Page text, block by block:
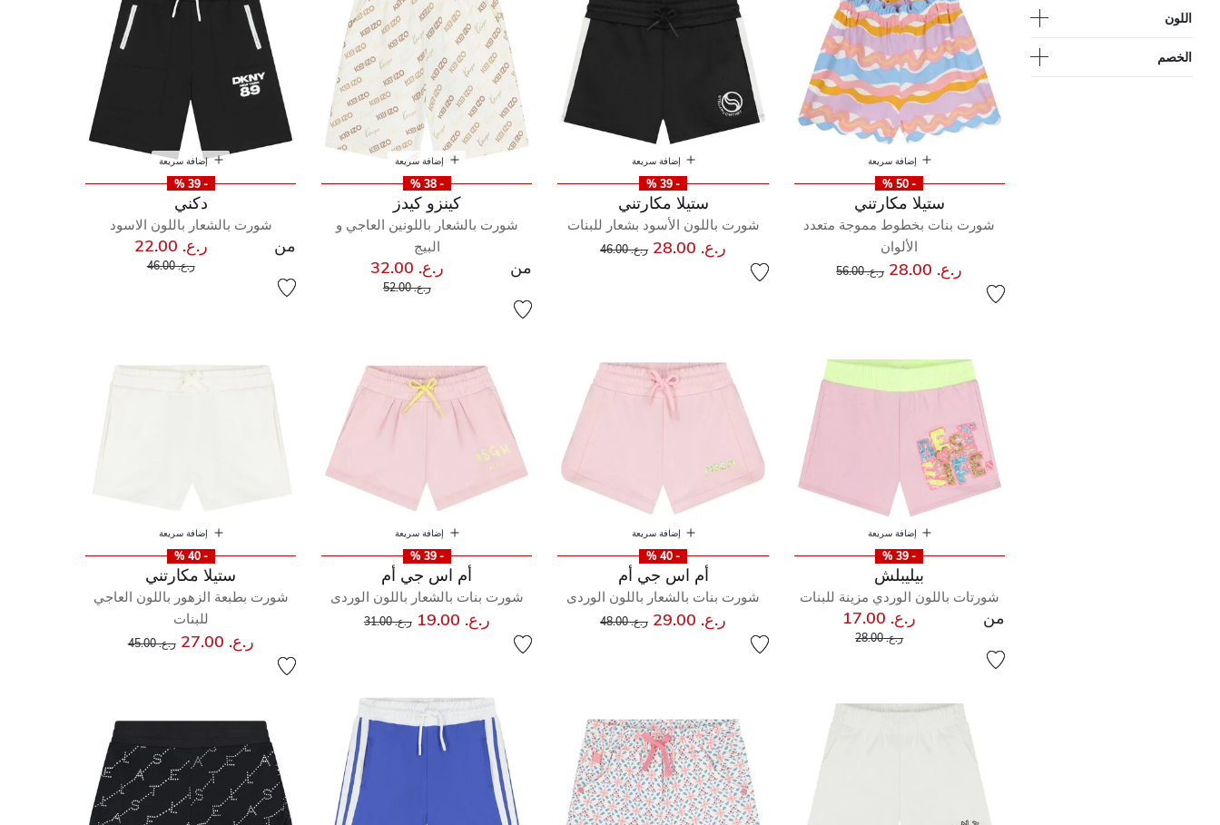
اللون
الخصم
إضافة سريعة
- 50 %
ستيلا مكارتني
شورت بنات بخطوط مموجة متعدد
الألوان
ر.ع. 28.00 سعر مخفض من
ر.ع. 56.00 إلى
إضافة سريعة
- 39 %
ستيلا مكارتني
شورت باللون الأسود بشعار للبنات
ر.ع. 28.00 سعر مخفض من
ر.ع. 46.00
إضافة سريعة
- 38 %
كينزو كيدز
شورت بالشعار باللونين العاجي و
البيج
من ر.ع. 32.00
سعر مخفض من
ر.ع. 52.00
إضافة سريعة
- 39 %
دكني
شورت بالشعار باللون الاسود
من ر.ع. 22.00
سعر مخفض من
ر.ع. 46.00
إضافة سريعة
- 39 %
بيليبلش
شورتات باللون الوردي مزينة للبنات
من ر.ع. 17.00
سعر مخفض من
ر.ع. 28.00 إلى
إضافة سريعة
- 40 %
أم اس جي أم
شورت بنات بالشعار باللون الوردى
ر.ع. 29.00 سعر مخفض من
ر.ع. 48.00
إضافة سريعة
- 39 %
أم اس جي أم
شورت بنات بالشعار باللون الوردى
ر.ع. 19.00 سعر مخفض من
ر.ع. 31.00 إلى
إضافة سريعة
- 40 %
ستيلا مكارتني
شورت بطبعة الزهور باللون العاجي
للبنات
ر.ع. 27.00 سعر مخفض من
ر.ع. 45.00